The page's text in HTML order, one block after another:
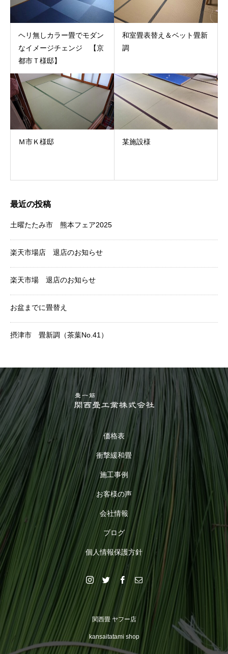
ヘリ無しカラー畳でモダン
なイメージチェンジ 【京
都市Ｔ様邸】
和室畳表替え＆ベット畳新
調
Ｍ市Ｋ様邸 某施設様
最近の投稿
土曜たたみ市 熊本フェア2025
楽天市場店 退店のお知らせ
楽天市場 退店のお知らせ
お盆までに畳替え
摂津市 畳新調（茶葉No.41）
価格表
衝撃緩和畳
施工事例
お客様の声
会社情報
ブログ
個人情報保護方針
関西畳 ヤフー店
kansaitatami shop